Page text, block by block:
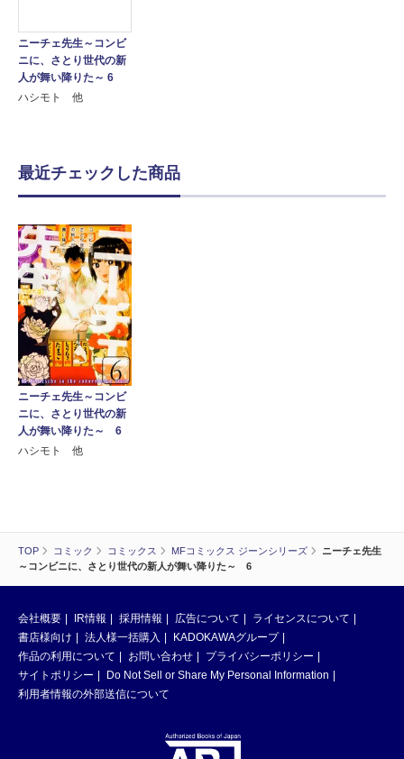
TOP コミック コミックス MFコミックス ジーンシリーズ
ニーチェ先生
～コンビニに、さとり世代の新人が舞い降りた～ 6
ニーチェ先生～コンビ
ニに、さとり世代の新
人が舞い降りた～ 6
ハシモト 他
最近チェックした商品
ニーチェ先生～コンビ
ニに、さとり世代の新
人が舞い降りた～ 6
ハシモト 他
会社概要 IR情報 採用情報 広告について
ライセンスについて
書店様向け
法人様一括購入
KADOKAWAグループ
作品の利用について
お問い合わせ
プライバシーポリシー
サイトポリシー
Do Not Sell or Share My Personal Information
利用者情報の外部送信について